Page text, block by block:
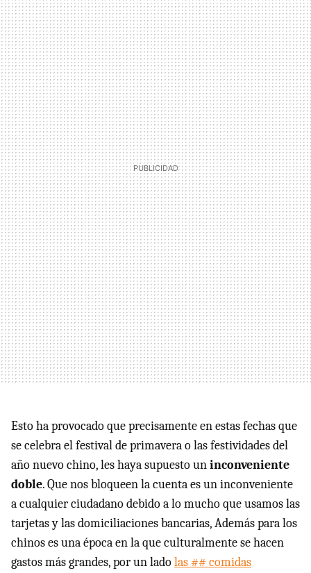
Esto ha provocado que precisamente en estas fechas que
se celebra el festival de primavera o las festividades del
año nuevo chino, les haya supuesto uninconveniente
doble. Que nos bloqueen la cuenta es un inconveniente
a cualquier ciudadano debido a lo mucho que usamos las
tarjetas y las domiciliaciones bancarias, Además para los
chinos es una época en la que culturalmente se hacen
gastos más grandes, por un ladolas ## comidas